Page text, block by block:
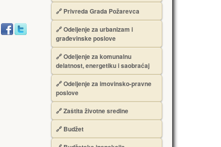
🔗 Privreda Grada Požarevca
🔗Odeljenje za urbanizam i
građevinske poslove
🔗Odeljenje za komunalnu
delatnost, energetiku i saobraćaj
🔗Odeljenje za imovinsko-pravne
poslove
🔗Zaštita životne sredine
🔗 Budžet